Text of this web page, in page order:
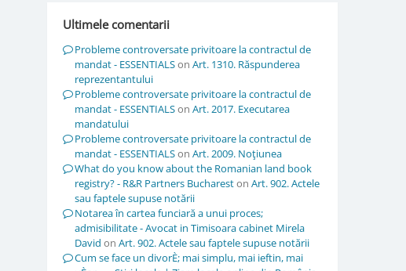
Ultimele comentarii
Probleme controversate privitoare la contractul de
mandat - ESSENTIALSon Art. 1310. Răspunderea
reprezentantului
Probleme controversate privitoare la contractul de
mandat - ESSENTIALSon Art. 2017. Executarea
mandatului
Probleme controversate privitoare la contractul de
mandat - ESSENTIALSon Art. 2009. Noţiunea
What do you know about the Romanian land book
registry? - R&R Partners Buchareston Art. 902. Actele
sau faptele supuse notării
Notarea în cartea funciară a unui proces;
admisibilitate - Avocat in Timisoara cabinet Mirela
David on Art. 902. Actele sau faptele supuse notării
Cum se face un divorÈ; mai simplu, mai ieftin, mai